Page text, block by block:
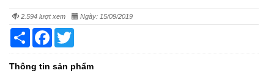
2.594 lượt xem Ngày: 15/09/2019
Share Facebook
Thông tin sản phẩm